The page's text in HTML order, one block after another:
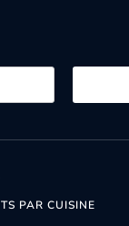
PAR CUISINE